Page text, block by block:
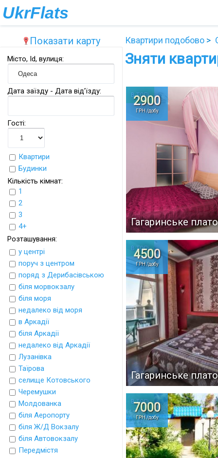
UkrFlats
Показати карту
Місто, Id, вулиця:
Дата заїзду - Дата від'їзду:
Гості:
Квартири
Будинки
Кількість кімнат:
1
2
3
4+
Розташування:
у центрі
поруч з центром
поряд з Дерибасівською
біля морвокзалу
біля моря
недалеко від моря
в Аркадії
біля Аркадії
недалеко від Аркадії
Лузанівка
Таїрова
селище Котовського
Черемушки
Молдованка
біля Аеропорту
біля Ж/Д Вокзалу
біля Автовокзалу
Передмістя
Квартири подобово
Зняти
В ТОПі
2900
ГРН /добу
Гагаринське
В ТОПі
4500
ГРН /добу
Гагаринське
В ТОПі
7000
ГРН /добу